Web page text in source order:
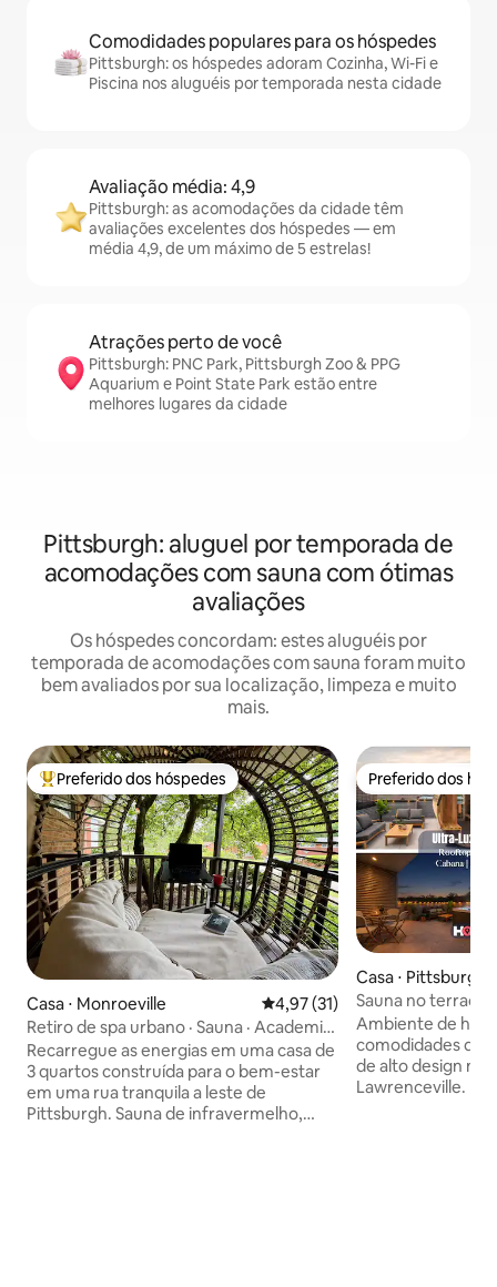
Comodidades populares para os hóspedes
Pittsburgh: os hóspedes adoram Cozinha, Wi-Fi e
Piscina nos aluguéis por temporada nesta cidade
Avaliação média: 4,9
Pittsburgh: as acomodações da cidade têm
avaliações excelentes dos hóspedes — em
média 4,9, de um máximo de 5 estrelas!
Atrações perto de você
Pittsburgh: PNC Park, Pittsburgh Zoo & PPG
Aquarium e Point State Park estão entre
melhores lugares da cidade
Pittsburgh: aluguel por temporada de
acomodações com sauna com ótimas
avaliações
Os hóspedes concordam: estes aluguéis por
temporada de acomodações com sauna foram muito
bem avaliados por sua localização, limpeza e muito
mais.
Entre os melhores preferidos dos hóspedes
Preferido dos hóspedes
Casa ⋅ Monroeville 4,97 de uma avaliação média
4,97 (31)
Retiro de spa urbano · Sauna · Academia
· Camas inteligentes · Piscina
Recarregue as energias em uma casa de
3 quartos construída para o bem-estar
em uma rua tranquila a leste de
Pittsburgh. Sauna de infravermelho,
Preferido dos
Preferido dos
Casa ⋅ Pittsburgh
Sauna no terraço
hidromassagem |
Ambiente de
comodidades de
de alto design no
Lawrenceville.